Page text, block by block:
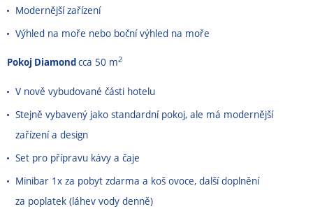
Modernější zařízení
Výhled na moře nebo boční výhled na moře
Pokoj Diamondcca 50 m2
V nově vybudované části hotelu
Stejně vybavený jako standardní pokoj, ale má modernější
zařízení a design
Set pro přípravu kávy a čaje
Minibar 1x za pobyt zdarma a koš ovoce, další doplnění
za poplatek (láhev vody denně)